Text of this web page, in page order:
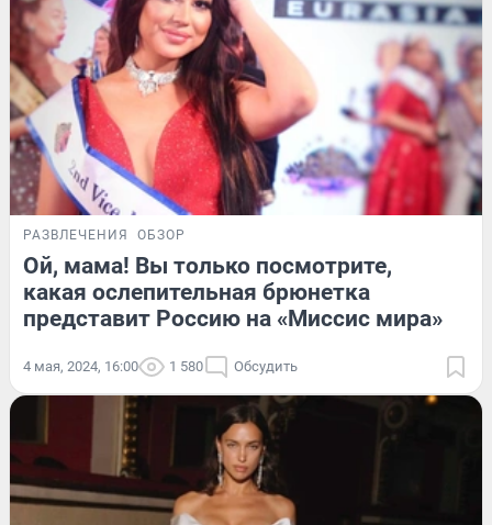
РАЗВЛЕЧЕНИЯ ОБЗОР
Ой, мама! Вы только посмотрите,
какая ослепительная брюнетка
представит Россию на «Миссис мира»
4 мая, 2024, 16:00 1 580 Обсудить